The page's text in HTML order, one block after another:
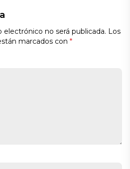
electrónico no será publicada. Los
marcados con *